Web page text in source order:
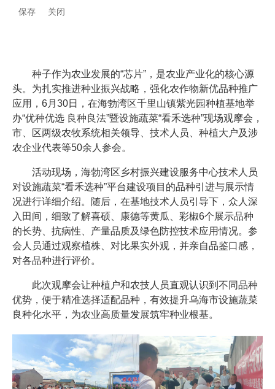
保存
关闭
种子作为农业发展的“芯片”，是农业产业化的核心源
头。为扎实推进种业振兴战略，强化农作物新优品种推广
应用，6月30日，在海勃湾区千里山镇紫光园种植基地举
办“优种优选 良种良法”暨设施蔬菜“看禾选种”现场观摩会，
市、区两级农牧系统相关领导、技术人员、种植大户及涉
农企业代表等50余人参会。
活动现场，海勃湾区乡村振兴建设服务中心技术人员
对设施蔬菜“看禾选种”平台建设项目的品种引进与展示情
况进行详细介绍。随后，在基地技术人员引导下，众人深
入田间，细致了解喜硕、康德等黄瓜、彩椒6个展示品种
的长势、抗病性、产量品质及绿色防控技术应用情况。参
会人员通过观察植株、对比果实外观，并亲自品鉴口感，
对各品种进行评价。
此次观摩会让种植户和农技人员直观认识到不同品种
优势，便于精准选择适配品种，有效提升乌海市设施蔬菜
良种化水平，为农业高质量发展筑牢种业根基。